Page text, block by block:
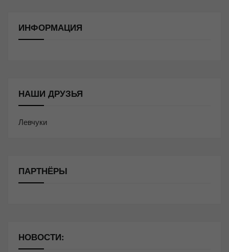
ИНФОРМАЦИЯ
НАШИ ДРУЗЬЯ
Левчуки
ПАРТНЁРЫ
НОВОСТИ: